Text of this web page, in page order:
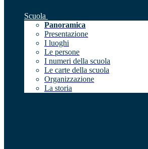
Scuola
Panoramica
Presentazione
I luoghi
Le persone
I numeri della scuola
Le carte della scuola
Organizzazione
La storia